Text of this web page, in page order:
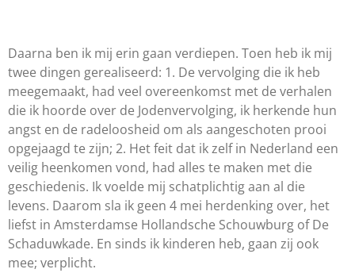
Daarna ben ik mij erin gaan verdiepen. Toen heb ik mij
twee dingen gerealiseerd: 1. De vervolging die ik heb
meegemaakt, had veel overeenkomst met de verhalen
die ik hoorde over de Jodenvervolging, ik herkende hun
angst en de radeloosheid om als aangeschoten prooi
opgejaagd te zijn; 2. Het feit dat ik zelf in Nederland een
veilig heenkomen vond, had alles te maken met die
geschiedenis. Ik voelde mij schatplichtig aan al die
levens. Daarom sla ik geen 4 mei herdenking over, het
liefst in Amsterdamse Hollandsche Schouwburg of De
Schaduwkade. En sinds ik kinderen heb, gaan zij ook
mee; verplicht.